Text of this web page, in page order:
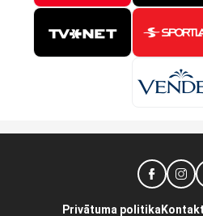
Privātuma politika